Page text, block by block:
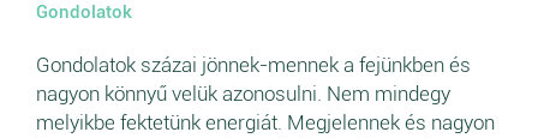
Gondolatok
Gondolatok százai jönnek-mennek a fejünkben és
nagyon könnyű velük azonosulni. Nem mindegy
melyikbe fektetünk energiát. Megjelennek és nagyon